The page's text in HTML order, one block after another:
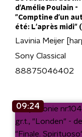
d'Amélie Poulain -
"Comptine d'un
été: L'après midi"
Lavinia Meijer
Sony Classical
88875046402
09:24